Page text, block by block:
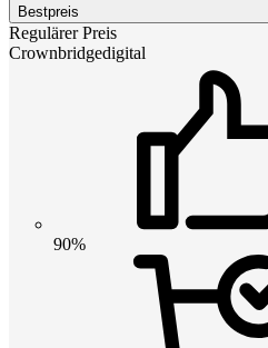
Bestpreis
Regulärer Preis
Crownbridgedigital
90%